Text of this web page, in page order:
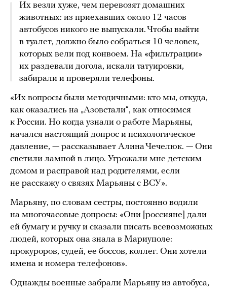
Их везли хуже, чем перевозят домашних
животных: из приехавших около 12 часов
автобусов никого не выпускали. Чтобы выйти
в туалет, должно было собраться 10 человек,
которых вели под конвоем. На «фильтрации»
их раздевали догола, искали татуировки,
забирали и проверяли телефоны.
«Их вопросы были методичными: кто мы, откуда,
как оказались на „Азовстали“, как относимся
к России. Но когда узнали о работе Марьяны,
начался настоящий допрос и психологическое
давление, — рассказывает Алина Чечелюк. — Они
светили лампой в лицо. Угрожали мне детским
домом и расправой над родителями, если
не расскажу о связях Марьяны с ВСУ».
Марьяну, по словам сестры, постоянно водили
на многочасовые допросы: «Они [россияне] дали
ей бумагу и ручку и сказали писать всевозможных
людей, которых она знала в Мариуполе:
прокуроров, судей, ее боссов, коллег. Они хотели
имена и номера телефонов».
Однажды военные забрали Марьяну из автобуса,